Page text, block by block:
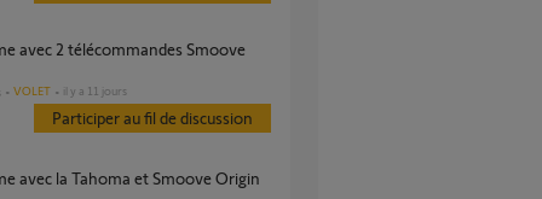
VOLET il y a 11 jours
Participer au fil de discussion